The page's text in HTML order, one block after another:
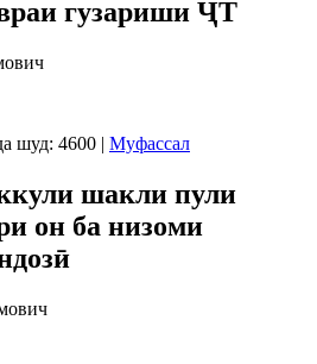
гузариши ҶТ
шуд: 4600 | Муфассал
шакли пули
он ба низоми